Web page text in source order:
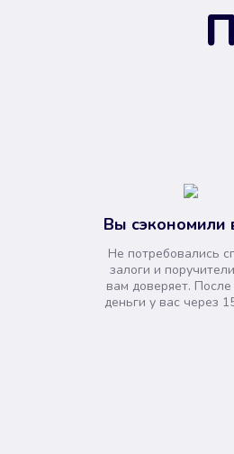
Вы сэкономили
Не потребовались
залоги и
вам доверяет. После
деньги у вас через